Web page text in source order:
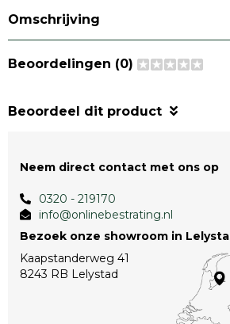
Omschrijving
Beoordelingen (0)
Beoordeel dit product
Neem direct contact met ons op
0320 - 219170
info@onlinebestrating.nl
Bezoek onze showroom in
Kaapstanderweg 41
8243 RB Lelystad